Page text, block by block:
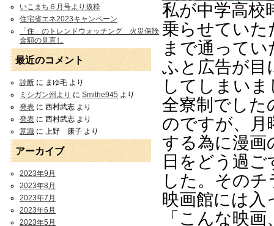
私が中学高校
乗らせていた
まで通って
ふと広告が目
してしまいま
全寮制でした
のですが、月
する為に漫画
日をどう過
した。その
映画館には入
「こんな映
いこまち６月号より抜粋
住宅省エネ2023キャンペーン
「住」のトレンドウォッチング 火災保険
金額の見直し
最近のコメント
診断 に まゆ毛 より
ミシガン州より に Smithe945 より
発表 に 西村武志 より
発表 に 西村武志 より
意識 に 上野 康子 より
アーカイブ
2023年9月
2023年8月
2023年7月
2023年6月
2023年5月